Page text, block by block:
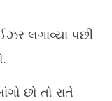
લગાવ્યા પછી
છો તો રાતે